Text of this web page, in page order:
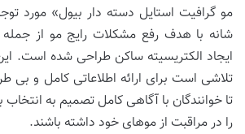
مو گرافیت استایل دسته دار بیول» مورد
شانه با هدف رفع مشکلات رایج مو از
ایجاد الکتریسیته ساکن طراحی شده است.
تلاشی است برای ارائه اطلاعاتی کامل و بی
تا خوانندگان با آگاهی کامل تصمیم به انتخاب
را در مراقبت از موهای خود داشته باشند.